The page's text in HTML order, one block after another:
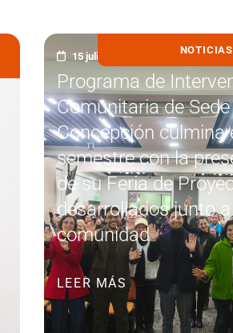
NOTICIAS
15 julio, 2026
Programa de
Comunitaria de Sede
Concepción culmina
semestre con la
de su Feria de
desarrollados junto
comunidad
LEER MÁS